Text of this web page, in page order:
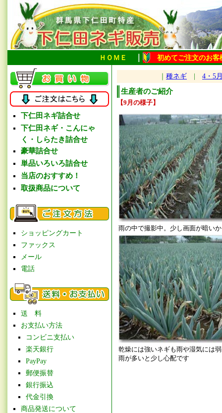
ＨＯＭＥ 初めてご注文のお客
下仁田ネギ詰合せ
下仁田ネギ・こんにゃ
く・しらたき詰合せ
豪華詰合せ
単品いろいろ詰合せ
当店のおすすめ！
取扱商品について
ショッピングカート
ファックス
メール
電話
送 料
お支払い方法
コンビニ支払い
楽天銀行
PayPay
郵便振替
銀行振込
代金引換
商品発送について
種ネギ 4・5
生産者のご紹介
【9月の様子】
雨の中で撮影中。少し画面が暗い
乾燥には強いネギも雨や湿気には
雨が多いと少し心配です